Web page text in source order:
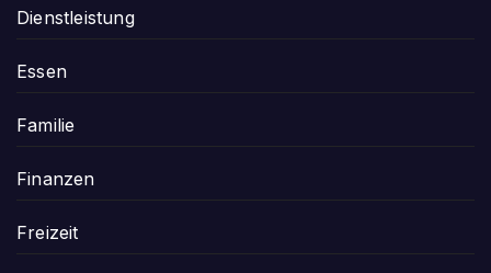
Dienstleistung
Essen
Familie
Finanzen
Freizeit